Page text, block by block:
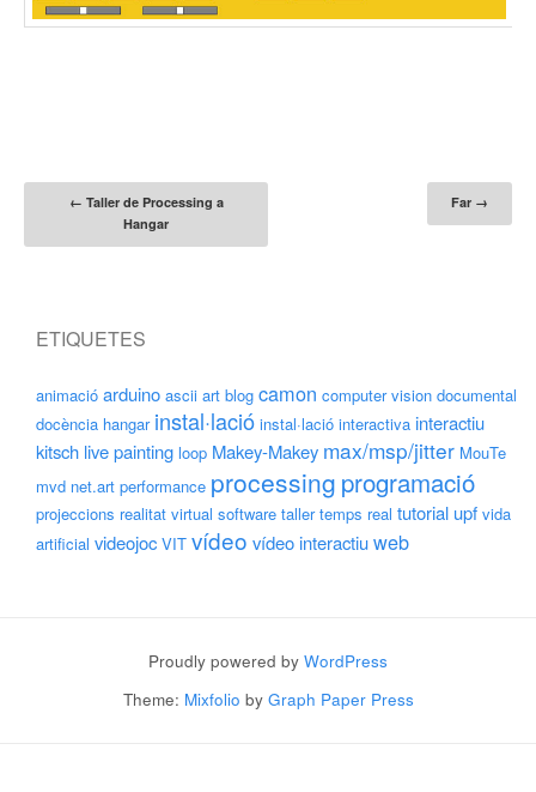
Post navigation
← Taller de Processing a
Hangar
Far →
ETIQUETES
animació arduino ascii art blog camon computer vision documental
docència hangar instal·lació instal·lació interactiva interactiu
kitsch live painting loop Makey-Makey max/msp/jitter MouTe
mvd net.art performance processing programació
projeccions realitat virtual software taller temps real tutorial upf vida
artificial videojoc VIT vídeo vídeo interactiuweb
Proudly powered by WordPress
Theme: Mixfolio by Graph Paper Press